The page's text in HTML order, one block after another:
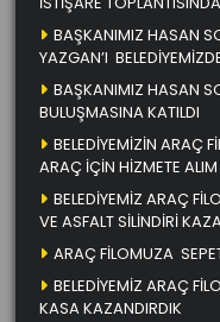
BAŞKANIMIZ HASAN
YAZGAN’I
BAŞKANIMIZ HASAN
BULUŞMASINA KATILDI
BELEDİYEMİZİN ARAÇ
ARAÇ İÇİN HİZMETE
BELEDİYEMİZ ARAÇ
VE ASFALT SİLİNDİRİ
ARAÇ FİLOMUZA
BELEDİYEMİZ ARAÇ
KASA KAZANDIRDIK